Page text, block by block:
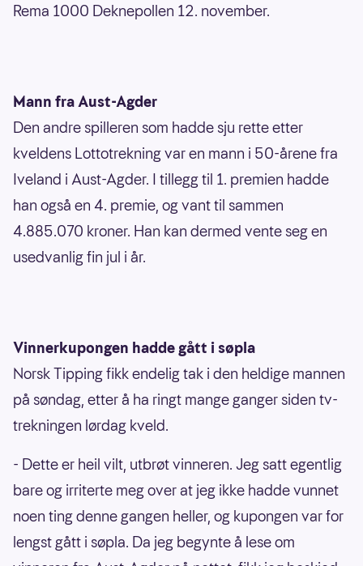
Rema 1000 Deknepollen 12. november.
Mann fra Aust-Agder
Den andre spilleren som hadde sju rette etter
kveldens Lottotrekning var en mann i 50-årene fra
Iveland i Aust-Agder. I tillegg til 1. premien hadde
han også en 4. premie, og vant til sammen
4.885.070 kroner. Han kan dermed vente seg en
usedvanlig fin jul i år.
Vinnerkupongen hadde gått i søpla
Norsk Tipping fikk endelig tak i den heldige mannen
på søndag, etter å ha ringt mange ganger siden tv-
trekningen lørdag kveld.
- Dette er heil vilt, utbrøt vinneren. Jeg satt egentlig
bare og irriterte meg over at jeg ikke hadde vunnet
noen ting denne gangen heller, og kupongen var for
lengst gått i søpla. Da jeg begynte å lese om